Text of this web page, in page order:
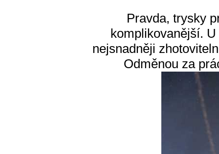
Pravda, trysky
komplikovanější.
nejsnadněji
Odměnou za